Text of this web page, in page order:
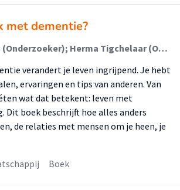
met dementie?
Jacoba Huizenga (Onderzoeker); Herma Tigchelaar (Onderzoeker); Edwin Doorn; Mike Geurtsen; Richard den Hartoog; Anita Linskens; Wim van Ogtrop; Gerda Van Tongerloo; Frank Zwertbroek
verandert je leven ingrijpend. Je hebt
ervaringen en tips van anderen. Van
wat dat betekent: leven met
Dit boek beschrijft hoe alles anders
de relaties met mensen om je heen, je
Boek